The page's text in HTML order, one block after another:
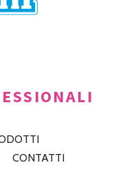
CONTATTI